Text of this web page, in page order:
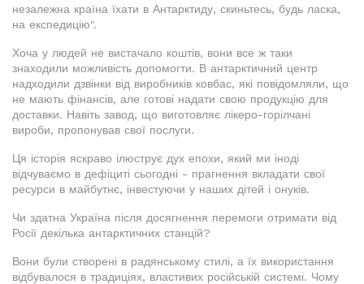
незалежна країна їхати в Антарктиду, скиньтесь, будь ласка,
на експедицію".
Хоча у людей не вистачало коштів, вони все ж таки
знаходили можливість допомогти. В антарктичний центр
надходили дзвінки від виробників ковбас, які повідомляли, що
не мають фінансів, але готові надати свою продукцію для
доставки. Навіть завод, що виготовляє лікеро-горілчані
вироби, пропонував свої послуги.
Ця історія яскраво ілюструє дух епохи, який ми іноді
відчуваємо в дефіциті сьогодні - прагнення вкладати свої
ресурси в майбутнє, інвестуючи у наших дітей і онуків.
Чи здатна Україна після досягнення перемоги отримати від
Росії декілька антарктичних станцій?
Вони були створені в радянському стилі, а їх використання
відбувалося в традиціях, властивих російській системі. Чому